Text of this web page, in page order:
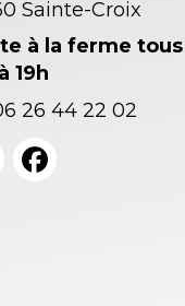
Sainte-Croix
à la ferme
19h
26 44 22 02